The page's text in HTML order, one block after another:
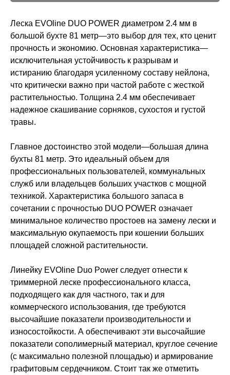
Леска EVOline DUO POWER диаметром 2.4 мм в
большой бухте 81 метр—это выбор для тех, кто ценит
прочность и экономию. Основная характеристика—
исключительная устойчивость к разрывам и
истиранию благодаря усиленному составу нейлона,
что критически важно при частой работе с жесткой
растительностью. Толщина 2.4 мм обеспечивает
надежное скашивание сорняков, сухостоя и густой
травы.
Главное достоинство этой модели—большая длина
бухты 81 метр. Это идеальный объем для
профессиональных пользователей, коммунальных
служб или владельцев больших участков с мощной
техникой. Характеристика большого запаса в
сочетании с прочностью DUO POWER означает
минимальное количество простоев на замену лески и
максимальную окупаемость при кошении больших
площадей сложной растительности.
Линейку EVOline Duo Power следует отнести к
триммерной леске профессионального класса,
подходящего как для частного, так и для
коммерческого использования, где требуются
высочайшие показатели производительности и
износостойкости. А обеспечивают эти высочайшие
показатели сополимерный материал, круглое сечение
(с максимально полезной площадью) и армирование
графитовым сердечником. Стоит так же отметить